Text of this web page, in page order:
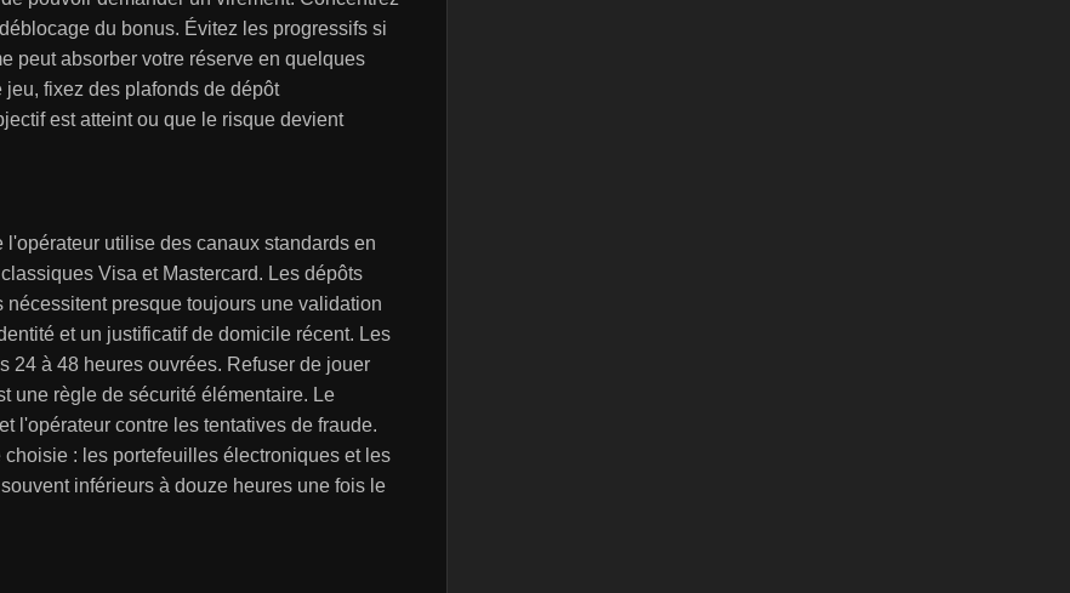
du bonus. Évitez les progressifs si
peut absorber votre réserve en quelques
fixez des plafonds de dépôt
est atteint ou que le risque devient
utilise des canaux standards en
Visa et Mastercard. Les dépôts
presque toujours une validation
et un justificatif de domicile récent. Les
24 à 48 heures ouvrées. Refuser de jouer
une règle de sécurité élémentaire. Le
l'opérateur contre les tentatives de fraude.
: les portefeuilles électroniques et les
inférieurs à douze heures une fois le